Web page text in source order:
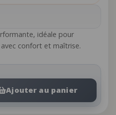
idéale pour
confort et maîtrise.
Ajouter au panier